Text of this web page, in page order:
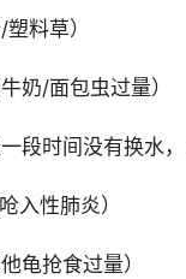
料草）
奶/面包虫过量）
段时间没有换水，
入性肺炎）
龟抢食过量）